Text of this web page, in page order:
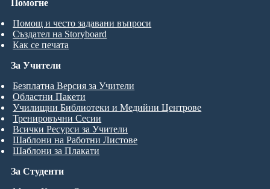
Помогне
Помощ и често задавани въпроси
Създател на Storyboard
Как се печата
За Студенти
За Учители
Безплатна Версия за Учители
Областни Пакети
Училищни Библиотеки и Медийни Центрове
Тренировъчни Сесии
Всички Ресурси за Учители
Шаблони на Работни Листове
Шаблони за Плакати